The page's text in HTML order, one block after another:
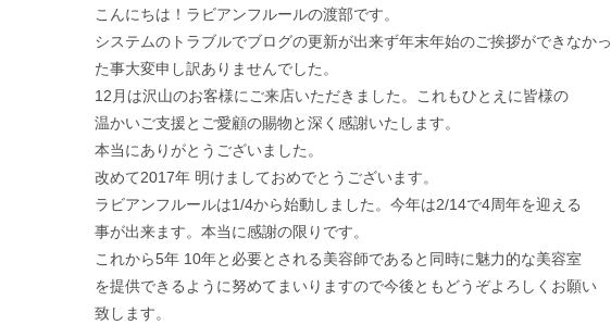
こんにちは！ラビアンフルールの渡部です。
システムのトラブルでブログの更新が出来ず年末年始のご挨拶ができなかっ
た事大変申し訳ありませんでした。
12月は沢山のお客様にご来店いただきました。これもひとえに皆様の
温かいご支援とご愛顧の賜物と深く感謝いたします。
本当にありがとうございました。
改めて2017年 明けましておめでとうございます。
ラビアンフルールは1/4から始動しました。今年は2/14で4周年を迎える
事が出来ます。本当に感謝の限りです。
これから5年 10年と必要とされる美容師であると同時に魅力的な美容室
を提供できるように努めてまいりますので今後ともどうぞよろしくお願い
致します。